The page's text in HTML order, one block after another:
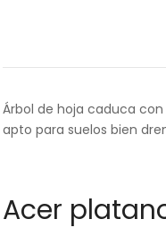
Árbol de hoja caduca
apto para suelos bien
Acer